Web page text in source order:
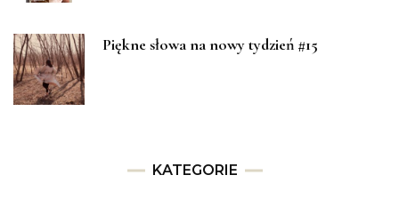
Piękne słowa na nowy tydzień #15
KATEGORIE